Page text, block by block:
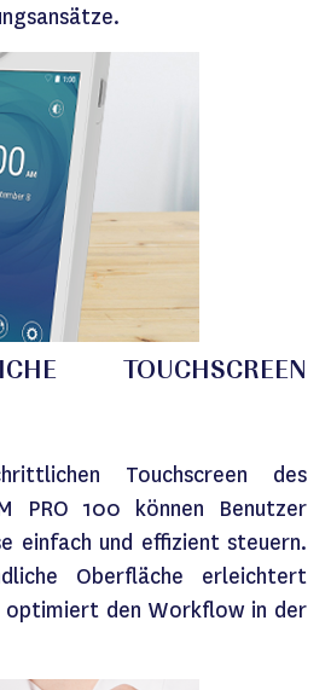
TOUCHSCREEN
Touchscreen des
PRO 100 können Benutzer
einfach und effizient steuern.
Oberfläche erleichtert
optimiert den Workflow in der